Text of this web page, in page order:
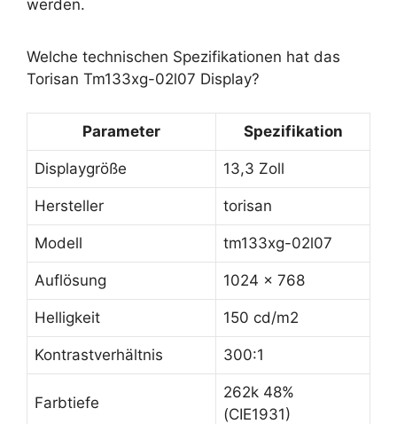
werden.
Welche technischen Spezifikationen hat das
Torisan Tm133xg-02l07 Display?
Parameter Spezifikation
Displaygröße 13,3 Zoll
Hersteller torisan
Modell tm133xg-02l07
Auflösung 1024 x 768
Helligkeit 150 cd/m2
Kontrastverhältnis 300:1
Farbtiefe
262k 48%
(CIE1931)